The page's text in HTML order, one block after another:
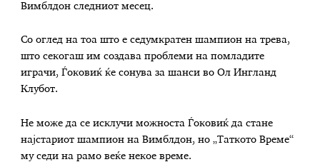
Вимблдон следниот месец.
Со оглед на тоа што е седумкратен шампион на трева,
што секогаш им создава проблеми на помладите
играчи, Ѓоковиќ ќе сонува за шанси во Ол Ингланд
Клубот.
Не може да се исклучи можноста Ѓоковиќ да стане
најстариот шампион на Вимблдон, но „Таткото Време“
му седи на рамо веќе некое време.